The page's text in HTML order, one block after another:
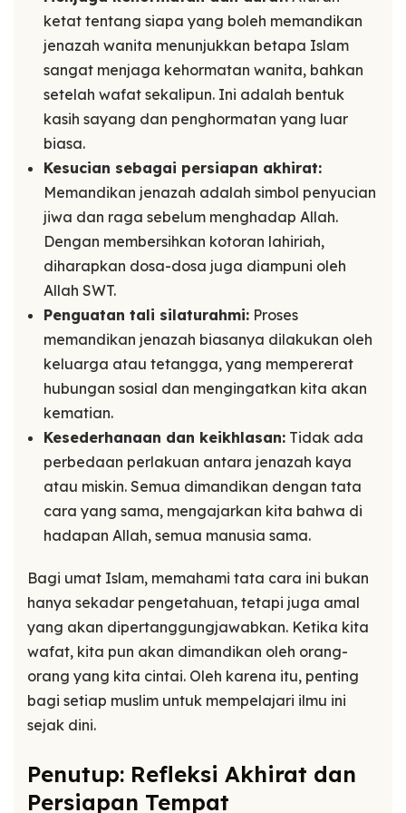
ketat tentang siapa yang boleh memandikan
jenazah wanita menunjukkan betapa Islam
sangat menjaga kehormatan wanita, bahkan
setelah wafat sekalipun. Ini adalah bentuk
kasih sayang dan penghormatan yang luar
biasa.
Kesucian sebagai persiapan akhirat:
Memandikan jenazah adalah simbol penyucian
jiwa dan raga sebelum menghadap Allah.
Dengan membersihkan kotoran lahiriah,
diharapkan dosa-dosa juga diampuni oleh
Allah SWT.
Penguatan tali silaturahmi: Proses
memandikan jenazah biasanya dilakukan oleh
keluarga atau tetangga, yang mempererat
hubungan sosial dan mengingatkan kita akan
kematian.
Kesederhanaan dan keikhlasan: Tidak ada
perbedaan perlakuan antara jenazah kaya
atau miskin. Semua dimandikan dengan tata
cara yang sama, mengajarkan kita bahwa di
hadapan Allah, semua manusia sama.
Bagi umat Islam, memahami tata cara ini bukan
hanya sekadar pengetahuan, tetapi juga amal
yang akan dipertanggungjawabkan. Ketika kita
wafat, kita pun akan dimandikan oleh orang-
orang yang kita cintai. Oleh karena itu, penting
bagi setiap muslim untuk mempelajari ilmu ini
sejak dini.
Penutup: Refleksi Akhirat dan
Persiapan Tempat